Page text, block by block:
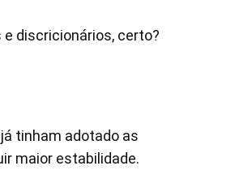
discricionários, certo?
tinham adotado as
maior estabilidade.